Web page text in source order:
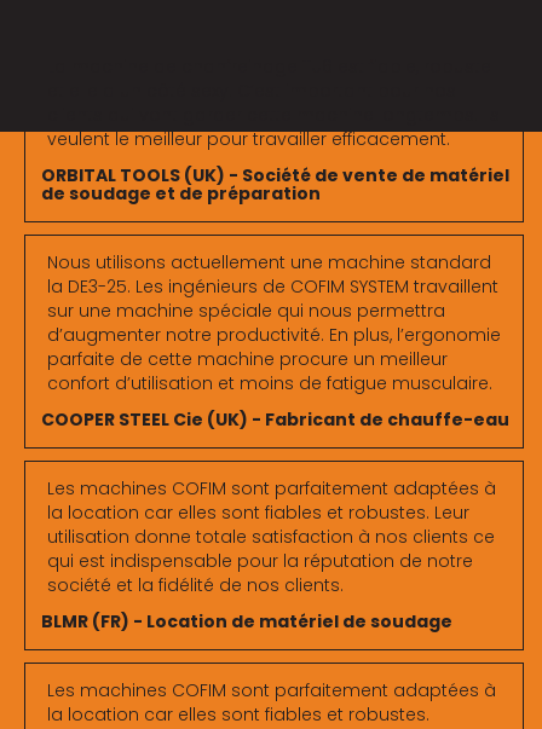
veulent le meilleur pour travailler efficacement.
ORBITAL TOOLS (UK) - Société de vente de matériel
de soudage et de préparation
Nous utilisons actuellement une machine standard
la DE3-25. Les ingénieurs de COFIM SYSTEM travaillent
sur une machine spéciale qui nous permettra
d’augmenter notre productivité. En plus, l’ergonomie
parfaite de cette machine procure un meilleur
confort d’utilisation et moins de fatigue musculaire.
COOPER STEEL Cie (UK) - Fabricant de chauffe-eau
Les machines COFIM sont parfaitement adaptées à
la location car elles sont fiables et robustes. Leur
utilisation donne totale satisfaction à nos clients ce
qui est indispensable pour la réputation de notre
société et la fidélité de nos clients.
BLMR (FR) - Location de matériel de soudage
Les machines COFIM sont parfaitement adaptées à
la location car elles sont fiables et robustes.